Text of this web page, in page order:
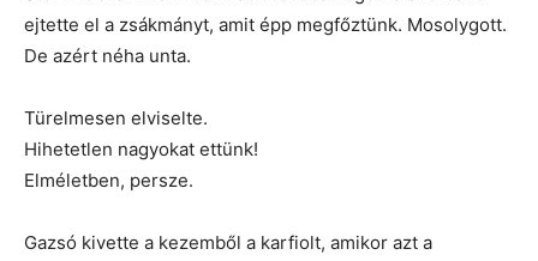
ejtette el a zsákmányt, amit épp megfőztünk. Mosolygott.
De azért néha unta.
Türelmesen elviselte.
Hihetetlen nagyokat ettünk!
Elméletben, persze.
Gazsó kivette a kezemből a karfiolt, amikor azt a